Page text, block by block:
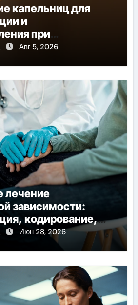
капельниц для
и
при
синдроме
Авг 5, 2026
лечение
зависимости:
кодирование,
полный курс и
Июн 28, 2026